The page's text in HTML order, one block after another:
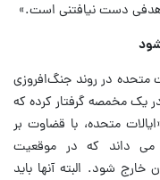
هدفی دست نیافتنی است.»
متحده در روند جنگ‌افروزی
یک مخمصه گرفتار کرده که
متحده، با قضاوت بر
می داند که در موقعیت
خارج شود. البته آنها باید